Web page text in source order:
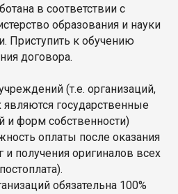
в соответствии с
образования и науки
Приступить к обучению
договора.
(т.е. организаций,
государственные
форм собственности)
оплаты после оказания
и получения оригиналов всех
обязательна 100%